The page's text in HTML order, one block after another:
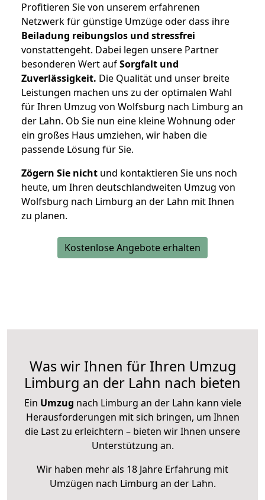
Profitieren Sie von unserem erfahrenen
Netzwerk für günstige Umzüge oder dass ihre
Beiladung reibungslos und stressfrei
vonstattengeht. Dabei legen unsere Partner
besonderen Wert aufSorgfalt und
Zuverlässigkeit. Die Qualität und unser breite
Leistungen machen uns zu der optimalen Wahl
für Ihren Umzug von Wolfsburg nach Limburg an
der Lahn. Ob Sie nun eine kleine Wohnung oder
ein großes Haus umziehen, wir haben die
passende Lösung für Sie.
Zögern Sie nicht und kontaktieren Sie uns noch
heute, um Ihren deutschlandweiten Umzug von
Wolfsburg nach Limburg an der Lahn mit Ihnen
zu planen.
Kostenlose Angebote erhalten
Was wir Ihnen für Ihren Umzug
Limburg an der Lahn nach bieten
Ein Umzug nach Limburg an der Lahn kann viele
Herausforderungen mit sich bringen, um Ihnen
die Last zu erleichtern – bieten wir Ihnen unsere
Unterstützung an.
Wir haben mehr als 18 Jahre Erfahrung mit
Umzügen nach Limburg an der Lahn.